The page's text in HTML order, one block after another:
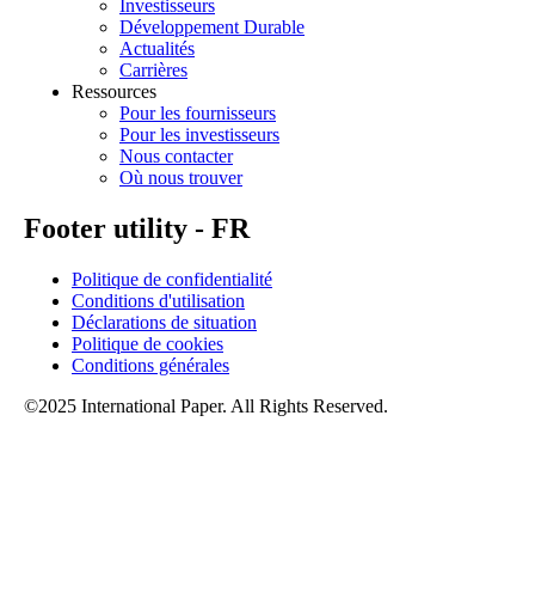
Investisseurs
Développement Durable
Actualités
Carrières
Ressources
Pour les fournisseurs
Pour les investisseurs
Nous contacter
Où nous trouver
Footer utility - FR
Politique de confidentialité
Conditions d'utilisation
Déclarations de situation
Politique de cookies
Conditions générales
©2025 International Paper. All Rights Reserved.